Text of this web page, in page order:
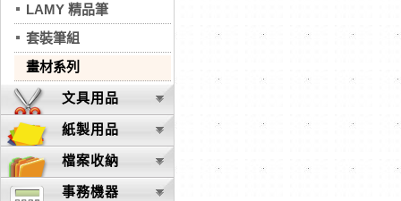
LAMY 精品筆
套裝筆組
畫材系列
文具用品
紙製用品
檔案收納
事務機器